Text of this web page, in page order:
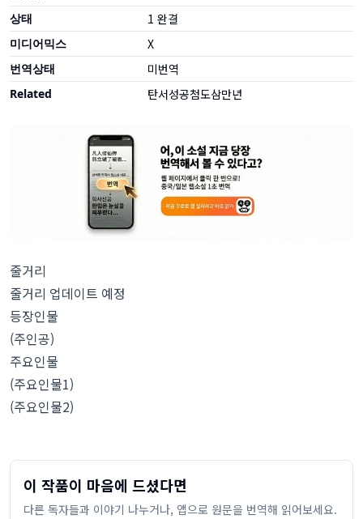
상태
1 완결
미디어믹스 X
번역상태 미번역
Related 탄서성공첨도삼만년
줄거리
줄거리 업데이트 예정
등장인물
(주인공)
주요인물
(주요인물1)
(주요인물2)
이 작품이 마음에 드셨다면
다른 독자들과 이야기 나누거나, 앱으로 원문을 번역해 읽어보세요.